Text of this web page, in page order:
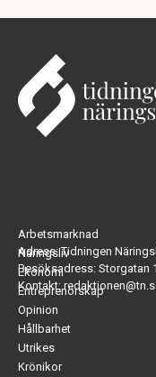
Adress: Tidningen
Besöksadress: Storgatan
Kontakt:
Arbetsmarknad
Näringsliv
Ekonomi
Entreprenörskap
Opinion
Hållbarhet
Utrikes
Krönikor